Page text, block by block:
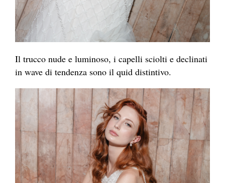
Il trucco nude e luminoso, i capelli sciolti e declinati
in wave di tendenza sono il quid distintivo.